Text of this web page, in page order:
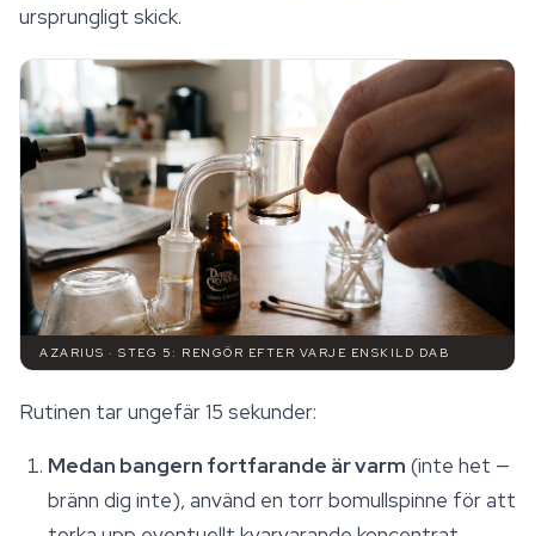
ursprungligt skick.
AZARIUS · STEG 5: RENGÖR EFTER VARJE ENSKILD DAB
Rutinen tar ungefär 15 sekunder:
Medan bangern fortfarande är varm (inte het —
bränn dig inte), använd en torr bomullspinne för att